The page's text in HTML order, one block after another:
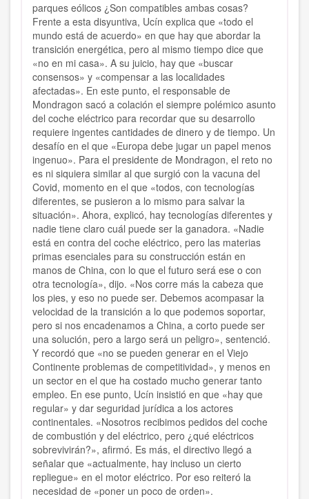
parques eólicos ¿Son compatibles ambas cosas?
Frente a esta disyuntiva, Ucín explica que «todo el
mundo está de acuerdo» en que hay que abordar la
transición energética, pero al mismo tiempo dice que
«no en mi casa». A su juicio, hay que «buscar
consensos» y «compensar a las localidades
afectadas». En este punto, el responsable de
Mondragon sacó a colación el siempre polémico asunto
del coche eléctrico para recordar que su desarrollo
requiere ingentes cantidades de dinero y de tiempo. Un
desafío en el que «Europa debe jugar un papel menos
ingenuo». Para el presidente de Mondragon, el reto no
es ni siquiera similar al que surgió con la vacuna del
Covid, momento en el que «todos, con tecnologías
diferentes, se pusieron a lo mismo para salvar la
situación». Ahora, explicó, hay tecnologías diferentes y
nadie tiene claro cuál puede ser la ganadora. «Nadie
está en contra del coche eléctrico, pero las materias
primas esenciales para su construcción están en
manos de China, con lo que el futuro será ese o con
otra tecnología», dijo. «Nos corre más la cabeza que
los pies, y eso no puede ser. Debemos acompasar la
velocidad de la transición a lo que podemos soportar,
pero si nos encadenamos a China, a corto puede ser
una solución, pero a largo será un peligro», sentenció.
Y recordó que «no se pueden generar en el Viejo
Continente problemas de competitividad», y menos en
un sector en el que ha costado mucho generar tanto
empleo. En ese punto, Ucín insistió en que «hay que
regular» y dar seguridad jurídica a los actores
continentales. «Nosotros recibimos pedidos del coche
de combustión y del eléctrico, pero ¿qué eléctricos
sobrevivirán?», afirmó. Es más, el directivo llegó a
señalar que «actualmente, hay incluso un cierto
repliegue» en el motor eléctrico. Por eso reiteró la
necesidad de «poner un poco de orden».